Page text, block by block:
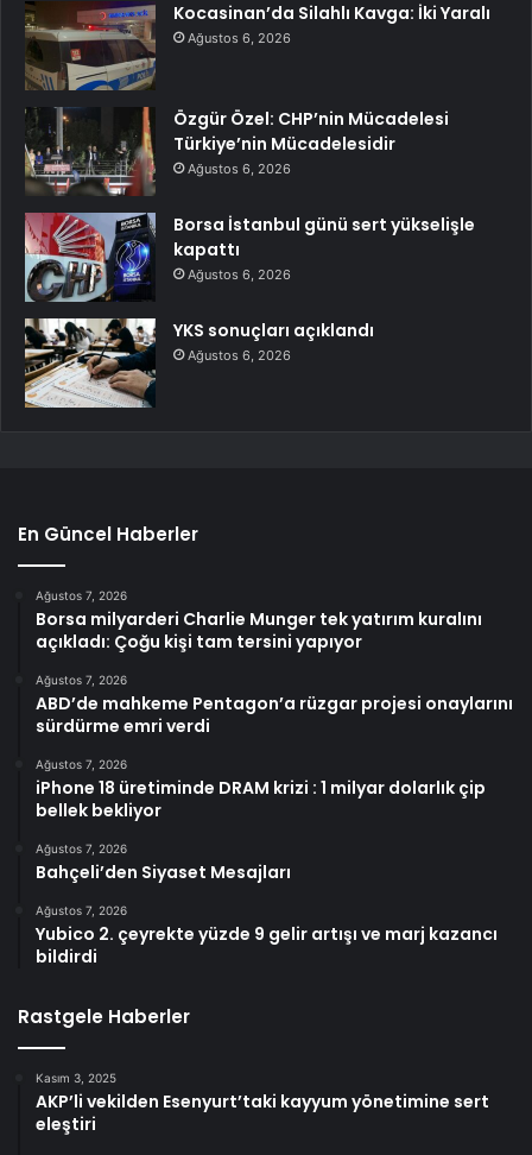
Kocasinan’da Silahlı Kavga: İki Yaralı
Ağustos 6, 2026
Özgür Özel: CHP’nin Mücadelesi
Türkiye’nin Mücadelesidir
Ağustos 6, 2026
Borsa İstanbul günü sert yükselişle
kapattı
Ağustos 6, 2026
YKS sonuçları açıklandı
Ağustos 6, 2026
En Güncel Haberler
Ağustos 7, 2026
Borsa milyarderi Charlie Munger tek yatırım kuralını
açıkladı: Çoğu kişi tam tersini yapıyor
Ağustos 7, 2026
ABD’de mahkeme Pentagon’a rüzgar projesi onaylarını
sürdürme emri verdi
Ağustos 7, 2026
iPhone 18 üretiminde DRAM krizi : 1 milyar dolarlık çip
bellek bekliyor
Ağustos 7, 2026
Bahçeli’den Siyaset Mesajları
Ağustos 7, 2026
Yubico 2. çeyrekte yüzde 9 gelir artışı ve marj kazancı
bildirdi
Rastgele Haberler
Kasım 3, 2025
AKP’li vekilden Esenyurt’taki kayyum yönetimine sert
eleştiri